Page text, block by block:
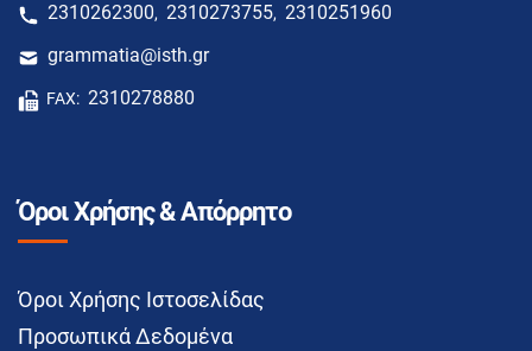
2310262300, 2310273755, 2310251960
grammatia@isth.gr
FAX: 2310278880
Όροι Χρήσης & Απόρρητο
Όροι Χρήσης Ιστοσελίδας
Προσωπικά Δεδομένα